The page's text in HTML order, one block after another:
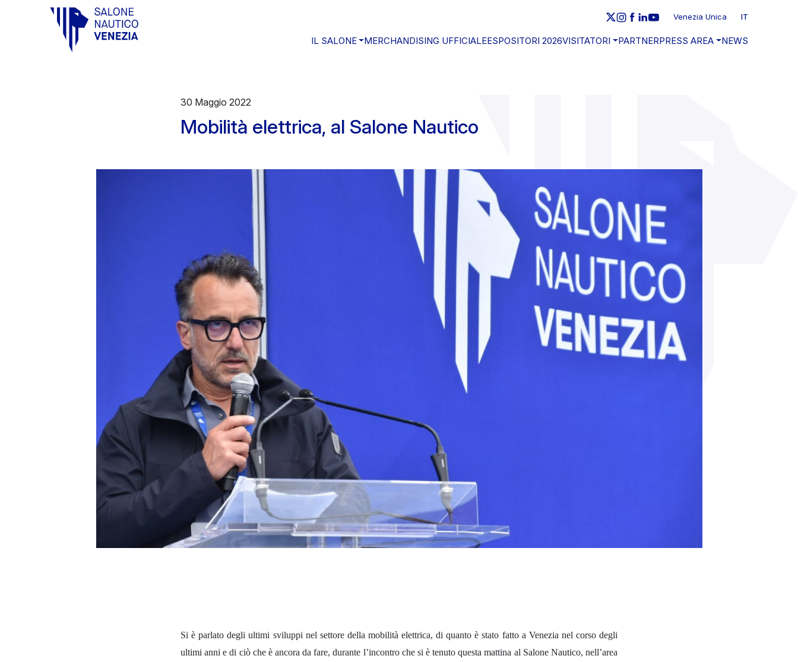
Vai al contenuto principale
Venezia Unica IT
IL SALONE MERCHANDISING UFFICIALEESPOSITORI 2026VISITATORI PARTNERPRESS AREA NEWS
30 Maggio 2022
Mobilità elettrica, al Salone Nautico
Si è parlato degli ultimi sviluppi nel settore della mobilità elettrica, di quanto è stato fatto a Venezia nel corso degli
ultimi anni e di ciò che è ancora da fare, durante l’incontro che si è tenuto questa mattina al Salone Nautico, nell’area